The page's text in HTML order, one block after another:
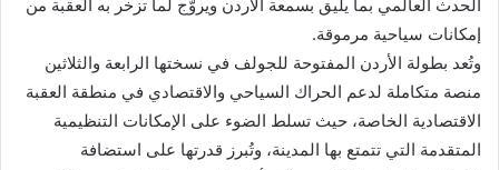
الحدث العالمي بما يليق بسمعة الأردن ويروّج لما ‏تزخر به العقبة من
‏إمكانات سياحية مرموقة.‏
وتُعد بطولة الأردن المفتوحة للجولف في نسختها الرابعة والثلاثين
منصة متكاملة لدعم الحراك ‏السياحي ‏والاقتصادي في منطقة العقبة
الاقتصادية الخاصة، حيث تسلط الضوء على الإمكانات ‏التنظيمية
المتقدمة ‏التي تتمتع بها المدينة، وتُبرز قدرتها على استضافة